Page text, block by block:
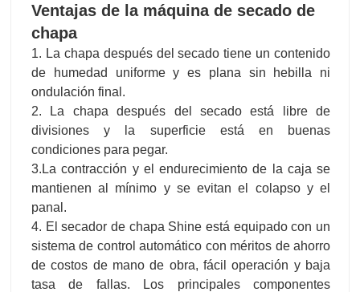
Ventajas de la máquina de secado de
chapa
1. La chapa después del secado tiene un contenido
de humedad uniforme y es plana sin hebilla ni
ondulación final.
2. La chapa después del secado está libre de
divisiones y la superficie está en buenas
condiciones para pegar.
3.La contracción y el endurecimiento de la caja se
mantienen al mínimo y se evitan el colapso y el
panal.
4. El secador de chapa Shine está equipado con un
sistema de control automático con méritos de ahorro
de costos de mano de obra, fácil operación y baja
tasa de fallas. Los principales componentes